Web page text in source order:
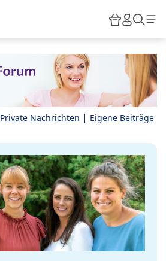
HiPP
Private Nachrichten | Eigene Beiträge